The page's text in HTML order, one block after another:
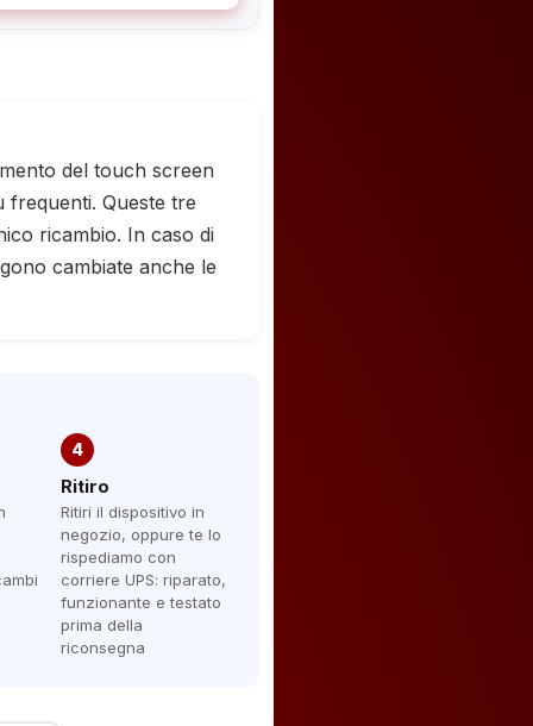
del touch screen
frequenti. Queste tre
ricambio. In caso di
cambiate anche le
4
Ritiro
Ritiri il dispositivo in
negozio, oppure te lo
rispediamo con
corriere UPS: riparato,
funzionante e testato
prima della
riconsegna